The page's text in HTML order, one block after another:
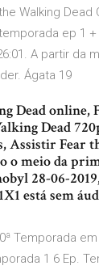
Walking Dead
ep 1 +
A partir da
Ágata 19
Dead online,
Dead
Assistir Fear
o meio da
28-06-
está sem
Temporada em
1 6 Ep.